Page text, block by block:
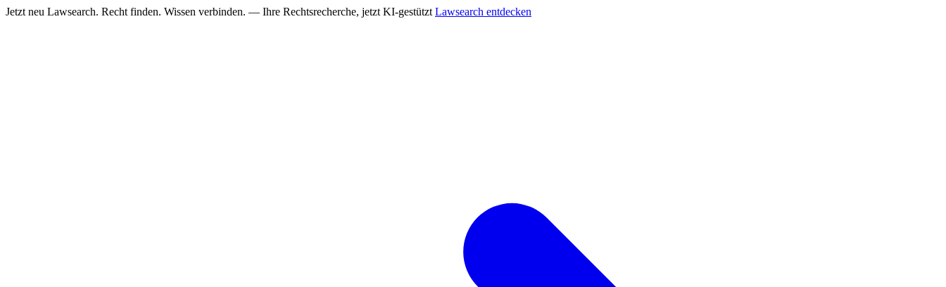
Jetzt neu Lawsearch. Recht finden. Wissen verbinden. — Ihre Rechtsrecherche, jetzt KI-gestützt Lawsearch entdecken